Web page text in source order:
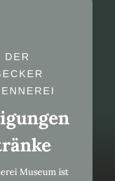
DER
Museum ist